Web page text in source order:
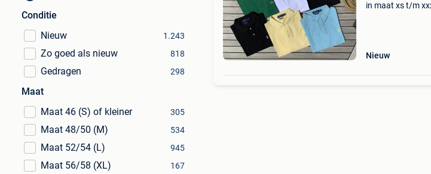
Conditie
Nieuw
1.243
Zo goed als nieuw 818
Gedragen 298
Maat
Maat 46 (S) of kleiner
305
Maat 48/50 (M) 534
Maat 52/54 (L) 945
Maat 56/58 (XL) 167
in maat xs t/m
Nieuw